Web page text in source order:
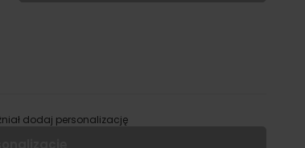
dodaj personalizację